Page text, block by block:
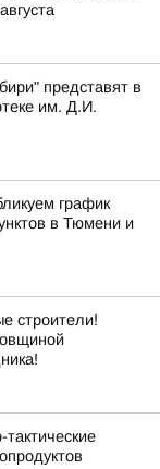
представят в
им. Д.И.
график
в Тюмени и
строители!